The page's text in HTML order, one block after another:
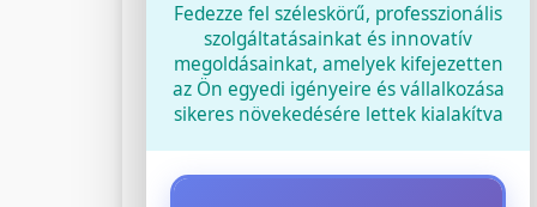
Fedezze fel széleskörű, professzionális
szolgáltatásainkat és innovatív
megoldásainkat, amelyek kifejezetten
az Ön egyedi igényeire és vállalkozása
sikeres növekedésére lettek kialakítva